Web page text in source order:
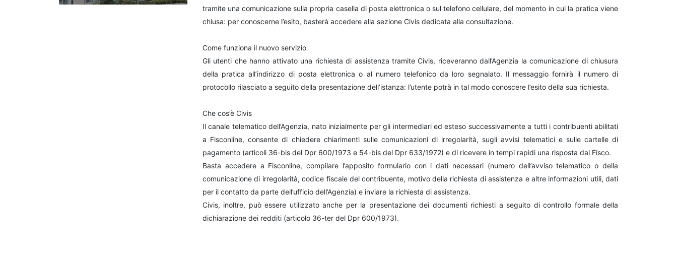
tramite una comunicazione sulla propria casella di posta elettronica o sul telefono cellulare, del momento in cui la pratica viene
chiusa: per conoscerne l’esito, basterà accedere alla sezione Civis dedicata alla consultazione.
Come funziona il nuovo servizio
Gli utenti che hanno attivato una richiesta di assistenza tramite Civis, riceveranno dall’Agenzia la comunicazione di chiusura
della pratica all’indirizzo di posta elettronica o al numero telefonico da loro segnalato. Il messaggio fornirà il numero di
protocollo rilasciato a seguito della presentazione dell’istanza: l’utente potrà in tal modo conoscere l’esito della sua richiesta.
Che cos’è Civis
Il canale telematico dell’Agenzia, nato inizialmente per gli intermediari ed esteso successivamente a tutti i contribuenti abilitati
a Fisconline, consente di chiedere chiarimenti sulle comunicazioni di irregolarità, sugli avvisi telematici e sulle cartelle di
pagamento (articoli 36-bis del Dpr 600/1973 e 54-bis del Dpr 633/1972) e di ricevere in tempi rapidi una risposta dal Fisco.
Basta accedere a Fisconline, compilare l’apposito formulario con i dati necessari (numero dell’avviso telematico o della
comunicazione di irregolarità, codice fiscale del contribuente, motivo della richiesta di assistenza e altre informazioni utili, dati
per il contatto da parte dell’ufficio dell’Agenzia) e inviare la richiesta di assistenza.
Civis, inoltre, può essere utilizzato anche per la presentazione dei documenti richiesti a seguito di controllo formale della
dichiarazione dei redditi (articolo 36-ter del Dpr 600/1973).